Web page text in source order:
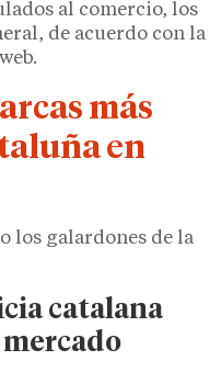
al comercio, los
de acuerdo con la
más
en
los galardones de la
catalana
mercado